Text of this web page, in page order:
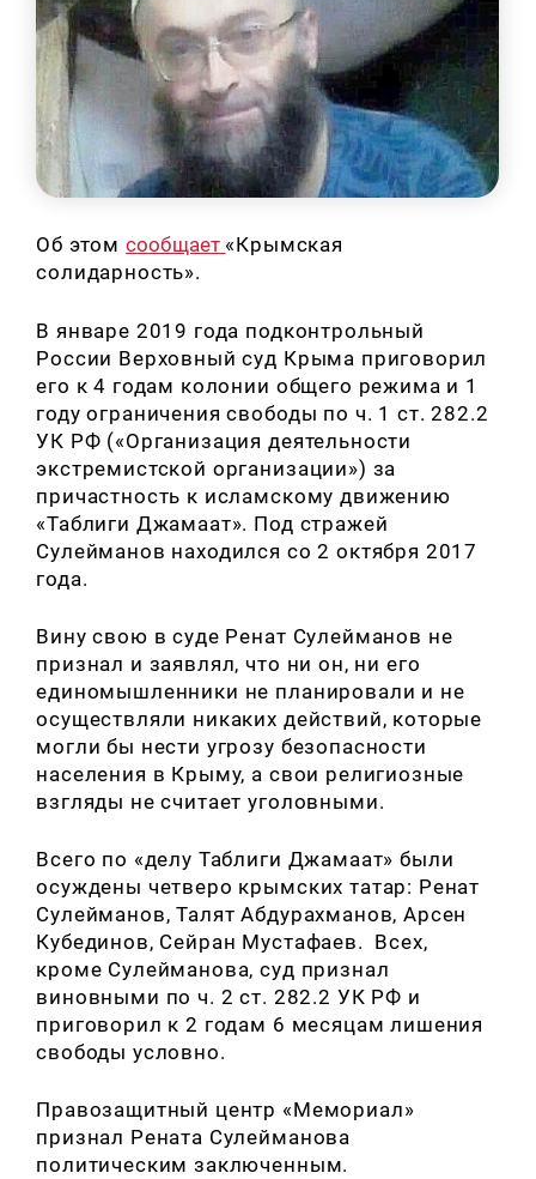
Об этом сообщает «Крымская
солидарность».
В январе 2019 года подконтрольный
России Верховный суд Крыма приговорил
его к 4 годам колонии общего режима и 1
году ограничения свободы по ч. 1 ст. 282.2
УК РФ («Организация деятельности
экстремистской организации») за
причастность к исламскому движению
«Таблиги Джамаат». Под стражей
Сулейманов находился со 2 октября 2017
года.
Вину свою в суде Ренат Сулейманов не
признал и заявлял, что ни он, ни его
единомышленники не планировали и не
осуществляли никаких действий, которые
могли бы нести угрозу безопасности
населения в Крыму, а свои религиозные
взгляды не считает уголовными.
Всего по «делу Таблиги Джамаат» были
осуждены четверо крымских татар: Ренат
Сулейманов, Талят Абдурахманов, Арсен
Кубединов, Сейран Мустафаев. Всех,
кроме Сулейманова, суд признал
виновными по ч. 2 ст. 282.2 УК РФ и
приговорил к 2 годам 6 месяцам лишения
свободы условно.
Правозащитный центр «Мемориал»
признал Рената Сулейманова
политическим заключенным.